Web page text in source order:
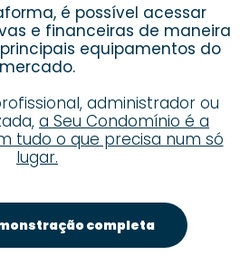
é possível acessar
e financeiras de maneira
equipamentos do
mercado.
administrador ou
a Seu Condomínio é a
tudo o que precisa num só
lugar.
completa